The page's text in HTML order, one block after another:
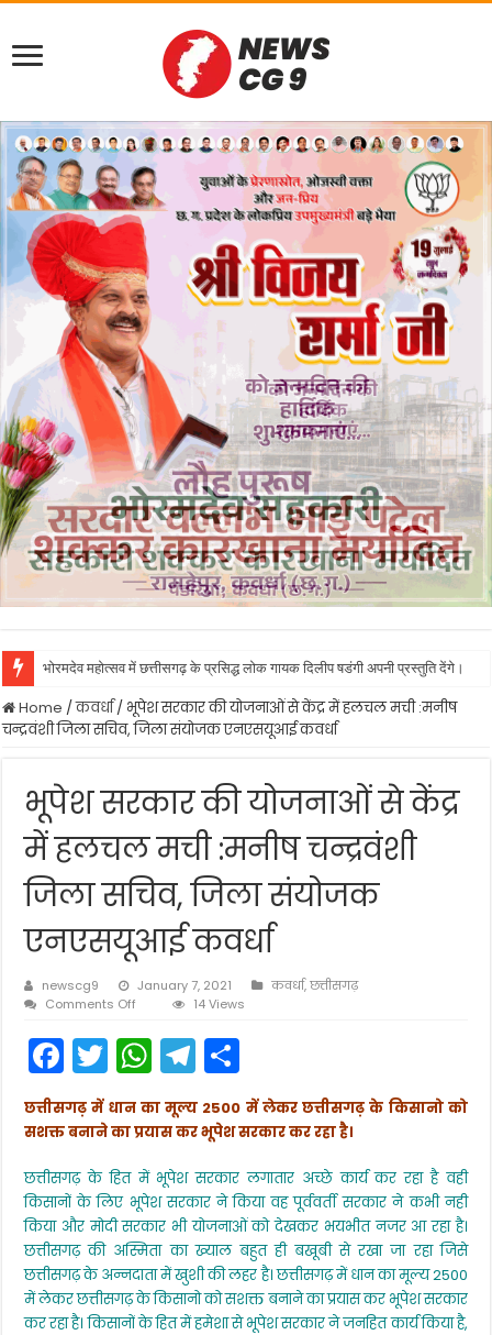
भोरमदेव महोत्सव में छत्तीसगढ़ के प्रसिद्ध लोक गायक दिलीप षडंगी अपनी प्रस्तुति देंगे।
Home /कवर्धा/ भूपेश सरकार की योजनाओं से केंद्र में हलचल मची :मनीष
चन्द्रवंशी जिला सचिव, जिला संयोजक एनएसयूआई कवर्धा
भूपेश सरकार की योजनाओं से केंद्र
में हलचल मची :मनीष चन्द्रवंशी
जिला सचिव, जिला संयोजक
एनएसयूआई कवर्धा
newscg9 January 7, 2021 कवर्धा,छत्तीसगढ़
Comments Off
सरकार
की
योजनाओं
केंद्र
में
मची
:मनीष
चन्द्रवंशी
जिला
सचिव,
संयोजक
एनएसयूआई
कवर्धा
14 Views
F
a
c
e
b
o
o
k
T
w
itt
er
W
h
a
ts
A
p
p
T
el
e
gr
a
m
h
ar
e
छत्तीसगढ़ में धान का मूल्य 2500 में लेकर छत्तीसगढ़ के किसानो को
सशक्त बनाने का प्रयास कर भूपेश सरकार कर रहा है।
छत्तीसगढ़ के हित में भूपेश सरकार लगातार अच्छे कार्य कर रहा है वही
किसानों के लिए भूपेश सरकार ने किया वह पूर्ववर्ती सरकार ने कभी नही
किया और मोदी सरकार भी योजनाओं को देखकर भयभीत नजर आ रहा है।
छत्तीसगढ़ की अस्मिता का ख्याल बहुत ही बखूबी से रखा जा रहा जिसे
छत्तीसगढ़ के अन्नदाता में खुशी की लहर है। छत्तीसगढ़ में धान का मूल्य 2500
में लेकर छत्तीसगढ़ के किसानो को सशक्त बनाने का प्रयास कर भूपेश सरकार
कर रहा है। किसानों के हित में हमेशा से भूपेश सरकार ने जनहित कार्य किया है,